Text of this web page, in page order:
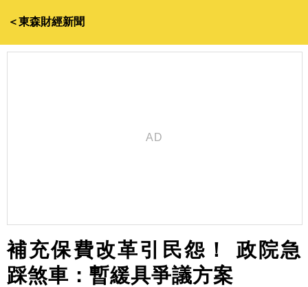
＜東森財經新聞
補充保費改革引民怨！ 政院急
踩煞車：暫緩具爭議方案